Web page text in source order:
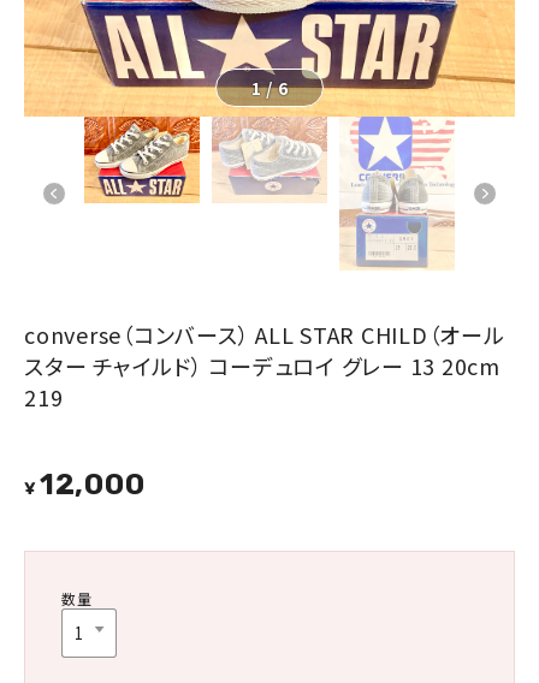
1/6
converse（コンバース） ALL STAR CHILD（オール
スター チャイルド） コーデュロイ グレー 13 20cm
219
¥12,000
数量